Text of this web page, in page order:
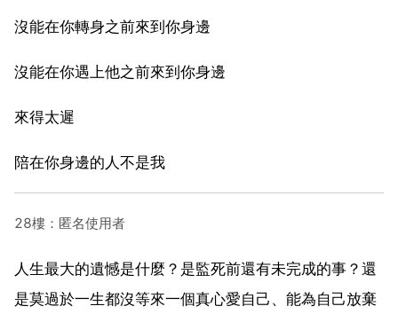
沒能在你轉身之前來到你身邊
沒能在你遇上他之前來到你身邊
來得太遲
陪在你身邊的人不是我
28樓：匿名使用者
人生最大的遺憾是什麼？是監死前還有未完成的事？還
是莫過於一生都沒等來一個真心愛自己、能為自己放棄